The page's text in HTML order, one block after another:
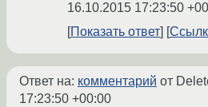
16.10.2015 17:23:50
Показать ответ
Ответ на: комментарий от
17:23:50 +00:00